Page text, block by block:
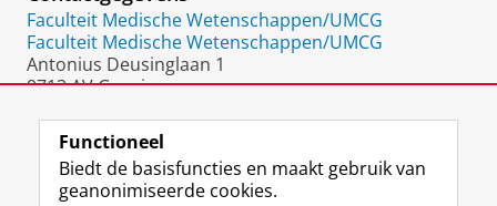
l
Faculteit Medische Wetenschappen/UMCG
Faculteit Medische Wetenschappen/UMCG
Antonius Deusinglaan 1
9713 AV Groningen
Functioneel
Biedt de basisfuncties en maakt gebruik van
geanonimiseerde cookies.